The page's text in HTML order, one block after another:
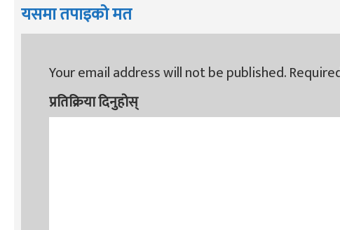
यसमा तपाइको मत
Your email address will not be published.
प्रतिक्रिया दिनुहोस्